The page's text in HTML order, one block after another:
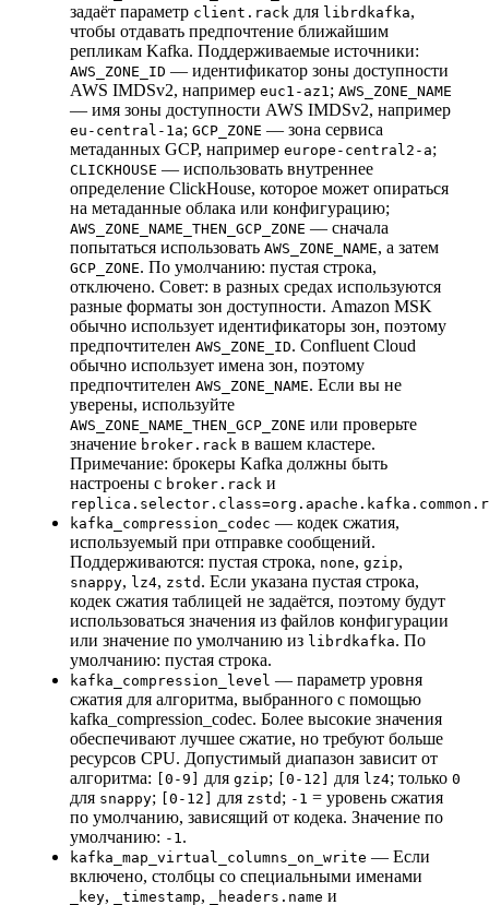
задаёт параметр client.rack для librdkafka,
чтобы отдавать предпочтение ближайшим
репликам Kafka. Поддерживаемые источники:
AWS_ZONE_ID — идентификатор зоны доступности
AWS IMDSv2, например euc1-az1; AWS_ZONE_NAME
— имя зоны доступности AWS IMDSv2, например
eu-central-1a; GCP_ZONE — зона сервиса
метаданных GCP, например europe-central2-a;
CLICKHOUSE — использовать внутреннее
определение ClickHouse, которое может опираться
на метаданные облака или конфигурацию;
AWS_ZONE_NAME_THEN_GCP_ZONE — сначала
попытаться использовать AWS_ZONE_NAME, а затем
GCP_ZONE. По умолчанию: пустая строка,
отключено. Совет: в разных средах используются
разные форматы зон доступности. Amazon MSK
обычно использует идентификаторы зон, поэтому
предпочтителен AWS_ZONE_ID. Confluent Cloud
обычно использует имена зон, поэтому
предпочтителен AWS_ZONE_NAME. Если вы не
уверены, используйте
AWS_ZONE_NAME_THEN_GCP_ZONE или проверьте
значение broker.rack в вашем кластере.
Примечание: брокеры Kafka должны быть
настроены с broker.rack и
kafka_compression_codec — кодек сжатия,
используемый при отправке сообщений.
Поддерживаются: пустая строка, none, gzip,
snappy, lz4, zstd . Если указана пустая строка,
кодек сжатия таблицей не задаётся, поэтому будут
использоваться значения из файлов конфигурации
или значение по умолчанию из librdkafka. По
умолчанию: пустая строка.
kafka_compression_level — параметр уровня
сжатия для алгоритма, выбранного с помощью
kafka_compression_codec. Более высокие значения
обеспечивают лучшее сжатие, но требуют больше
ресурсов CPU. Допустимый диапазон зависит от
алгоритма:
[0-9] для gzip; [0-12] для lz4; только 0
для snappy; [0-12] для zstd ; -1 = уровень сжатия
по умолчанию, зависящий от кодека. Значение по
умолчанию: -1.
kafka_map_virtual_columns_on_write — Если
включено, столбцы со специальными именами
_key, _timestamp, _headers.name и